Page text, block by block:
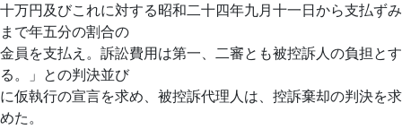
十万円及びこれに対する昭和二十四年九月十一日から支払ずみ
まで年五分の割合の
金員を支払え。訴訟費用は第一、二審とも被控訴人の負担とす
る。」との判決並び
に仮執行の宣言を求め、被控訴代理人は、控訴棄却の判決を求
めた。